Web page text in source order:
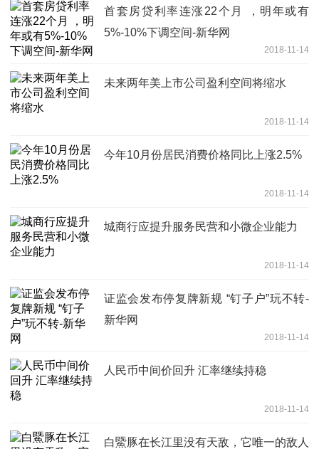
首套房贷利率连涨22个月 ，明年或有
5%-10%下调空间-新华网
2018-11-14
未来两年美上市公司盈利空间将缩水
2018-11-14
今年10月份居民消费价格同比上涨2.5%
2018-11-14
城商行应提升服务民营和小微企业能力
2018-11-14
证监会发布停复牌新规 “钉子户”玩不转-
新华网
2018-11-14
人民币中间价回升 汇率继续持稳
2018-11-14
白鱀豚在长江里没有天敌，它唯一的敌人